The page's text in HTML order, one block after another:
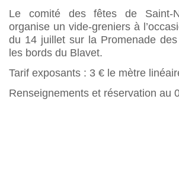
Le comité des fêtes de Saint-
organise un vide-greniers à
du 14 juillet sur la Promenade
les bords du Blavet.
Tarif exposants : 3 € le mètre
Renseignements et réservation au